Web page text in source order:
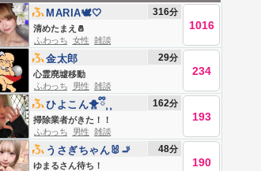
清めたまえ🧂
MARIA🕊🤍 316分
1016
ふわっち 女性 雑談
心霊廃墟移動
金太郎 29分
234
ふわっち 男性 雑談
掃除業者がきた！！
ひよこん🐥ྀི⸒⸒ 162分
193
ふわっち 男性 雑談
ゆまるさん待ち！
‎うさぎちゃん🐰🚬 48分
190